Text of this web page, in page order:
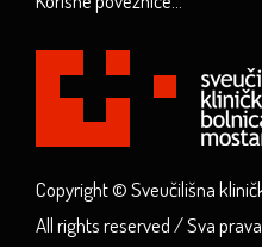
Copyright © Sveučilišna
All rights reserved / Sva